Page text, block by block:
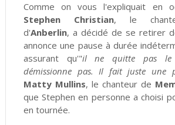
Comme on vous l'expliquait en
Stephen Christian, le
d'Anberlin, a décidé de se retirer
annonce une pause à durée
assurant qu'"il ne quitte pas le
démissionne pas. Il fait juste une
Matty Mullins, le chanteur de
que Stephen en personne a choisi
en tournée.